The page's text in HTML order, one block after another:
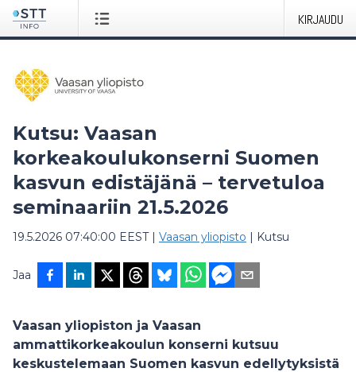
KIRJAUDU
Kutsu: Vaasan
korkeakoulukonserni Suomen
kasvun edistäjänä – tervetuloa
seminaariin 21.5.2026
19.5.2026 07:40:00 EEST| Vaasan yliopisto | Kutsu
Jaa
Vaasan yliopiston ja Vaasan
ammattikorkeakoulun konserni kutsuu
keskustelemaan Suomen kasvun edellytyksistä